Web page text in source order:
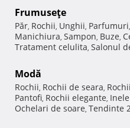
Frumuseţe
Păr, Rochii, Unghii, Parfumuri,
Manichiura, Sampon, Buze,
Tratament celulita, Salonul
Modă
Rochii, Rochii de seara,
Pantofi, Rochii elegante,
Ochelari de soare, Tendinte